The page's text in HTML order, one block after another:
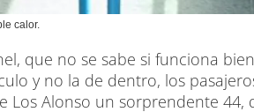
calor.
que no se sabe si funciona
y no la de dentro, los
Los Alonso un sorprendente 44,